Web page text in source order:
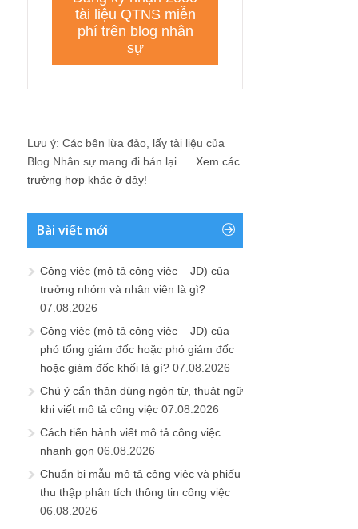
Lưu ý: Các bên lừa đảo, lấy tài liệu của
Blog Nhân sự mang đi bán lại .... Xem các
trường hợp khác ở đây!
Bài viết mới
Công việc (mô tả công việc – JD) của
trưởng nhóm và nhân viên là gì?
07.08.2026
Công việc (mô tả công việc – JD) của
phó tổng giám đốc hoặc phó giám đốc
hoặc giám đốc khối là gì? 07.08.2026
Chú ý cẩn thận dùng ngôn từ, thuật ngữ
khi viết mô tả công việc 07.08.2026
Cách tiến hành viết mô tả công việc
nhanh gọn 06.08.2026
Chuẩn bị mẫu mô tả công việc và phiếu
thu thập phân tích thông tin công việc
06.08.2026